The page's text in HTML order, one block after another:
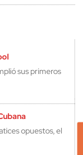
sus primeros
opuestos, el